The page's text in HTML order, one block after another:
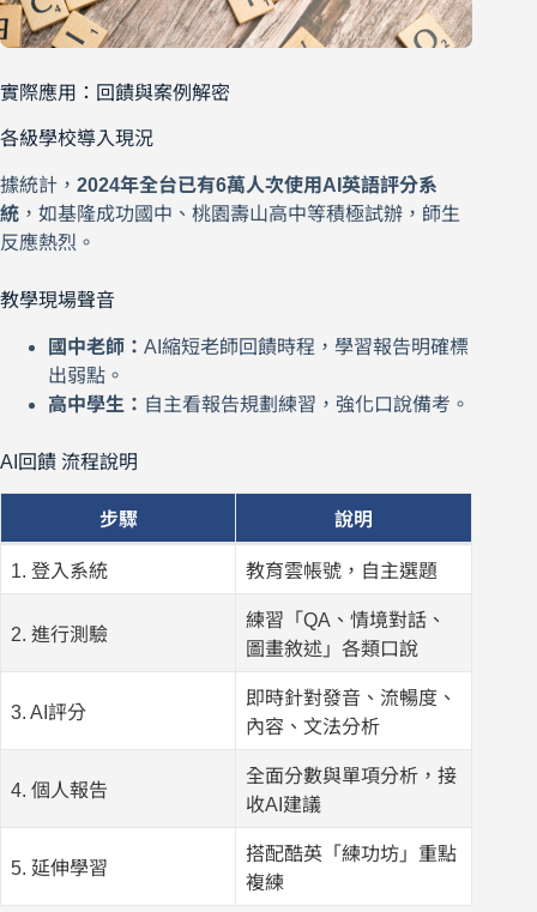
實際應用：回饋與案例解密
各級學校導入現況
據統計， 2024年全台已有6萬人次使用AI英語評分系
統 ，如基隆成功國中、桃園壽山高中等積極試辦，師生
反應熱烈。
教學現場聲音
國中老師： AI縮短老師回饋時程，學習報告明確標
出弱點。
高中學生： 自主看報告規劃練習，強化口說備考。
AI回饋 流程說明
步驟 說明
1. 登入系統 教育雲帳號，自主選題
2. 進行測驗
練習「QA、情境對話、
圖畫敘述」各類口說
3. AI評分
即時針對發音、流暢度、
內容、文法分析
4. 個人報告
全面分數與單項分析，接
收AI建議
5. 延伸學習
搭配酷英「練功坊」重點
複練